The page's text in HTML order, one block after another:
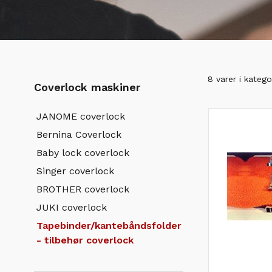
Coverlock maskiner
JANOME coverlock
Bernina Coverlock
Baby lock coverlock
Singer coverlock
BROTHER coverlock
JUKI coverlock
Tapebinder/kantebåndsfolder
- tilbehør coverlock
8 varer i